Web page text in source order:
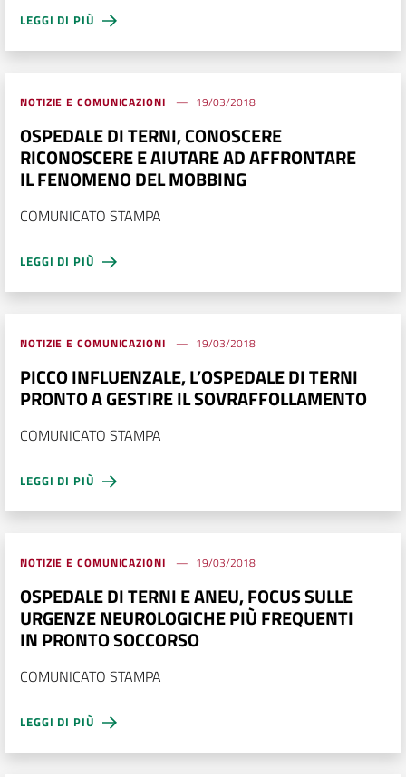
LEGGI DI PIÙ
NOTIZIE E COMUNICAZIONI 19/03/2018
OSPEDALE DI TERNI, CONOSCERE
RICONOSCERE E AIUTARE AD AFFRONTARE
IL FENOMENO DEL MOBBING
COMUNICATO STAMPA
LEGGI DI PIÙ
NOTIZIE E COMUNICAZIONI 19/03/2018
PICCO INFLUENZALE, L’OSPEDALE DI TERNI
PRONTO A GESTIRE IL SOVRAFFOLLAMENTO
COMUNICATO STAMPA
LEGGI DI PIÙ
NOTIZIE E COMUNICAZIONI 19/03/2018
OSPEDALE DI TERNI E ANEU, FOCUS SULLE
URGENZE NEUROLOGICHE PIÙ FREQUENTI
IN PRONTO SOCCORSO
COMUNICATO STAMPA
LEGGI DI PIÙ